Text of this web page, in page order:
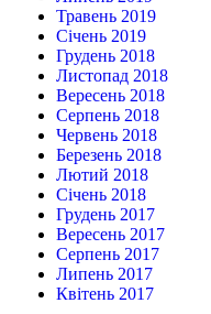
Травень 2019
Січень 2019
Грудень 2018
Листопад 2018
Вересень 2018
Серпень 2018
Червень 2018
Березень 2018
Лютий 2018
Січень 2018
Грудень 2017
Вересень 2017
Серпень 2017
Липень 2017
Квітень 2017